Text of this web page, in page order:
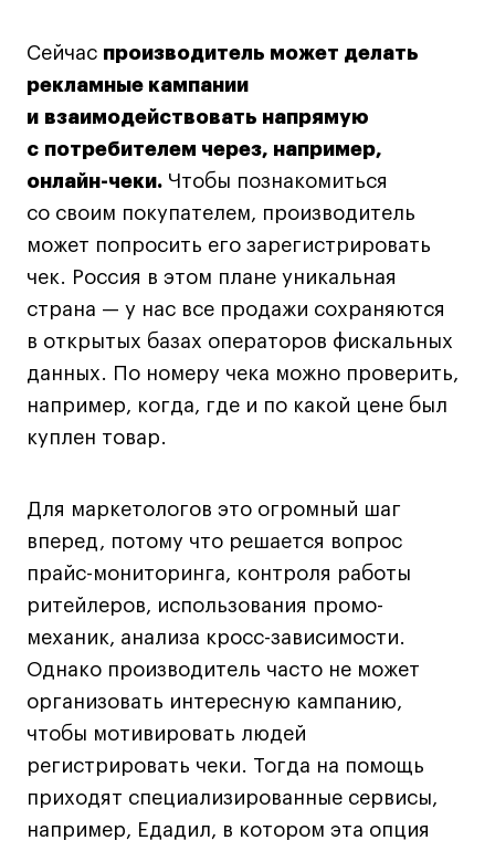
Сейчас производитель может делать
рекламные кампании
и взаимодействовать напрямую
с потребителем через, например,
онлайн-чеки. Чтобы познакомиться
со своим покупателем, производитель
может попросить его зарегистрировать
чек. Россия в этом плане уникальная
страна — у нас все продажи сохраняются
в открытых базах операторов фискальных
данных. По номеру чека можно проверить,
например, когда, где и по какой цене был
куплен товар.
Для маркетологов это огромный шаг
вперед, потому что решается вопрос
прайс-мониторинга, контроля работы
ритейлеров, использования промо-
механик, анализа кросс-зависимости.
Однако производитель часто не может
организовать интересную кампанию,
чтобы мотивировать людей
регистрировать чеки. Тогда на помощь
приходят специализированные сервисы,
например, Едадил, в котором эта опция